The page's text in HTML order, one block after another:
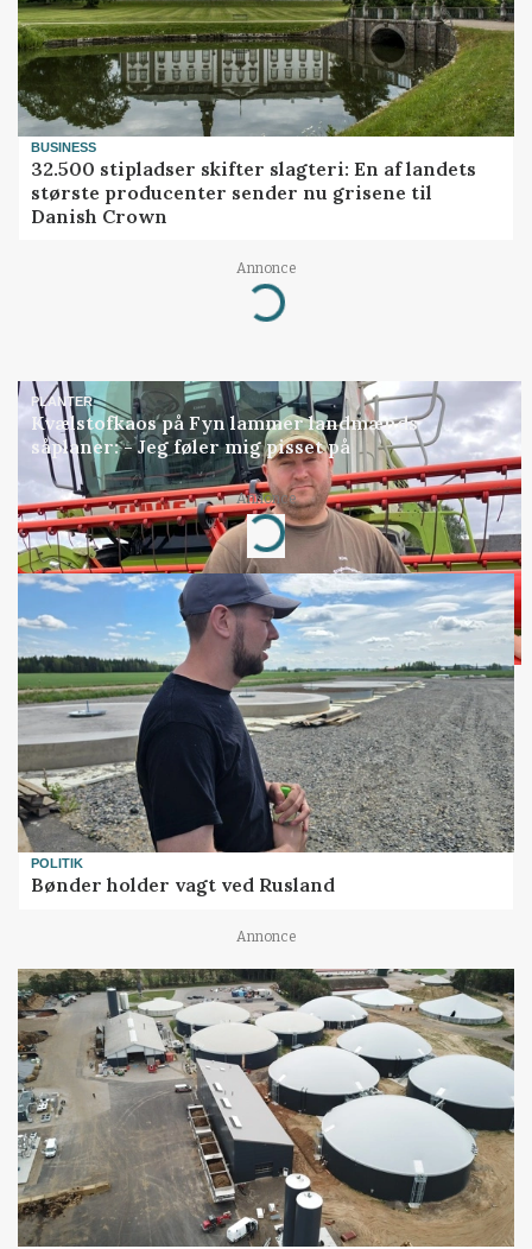
BUSINESS
32.500 stipladser skifter slagteri: En af landets
største producenter sender nu grisene til
Danish Crown
Annonce
Loading...
PLANTER
Kvælstofkaos på Fyn lammer landmænds
såplaner: - Jeg føler mig pisset på
Annonce
Loading...
POLITIK
Bønder holder vagt ved Rusland
Annonce